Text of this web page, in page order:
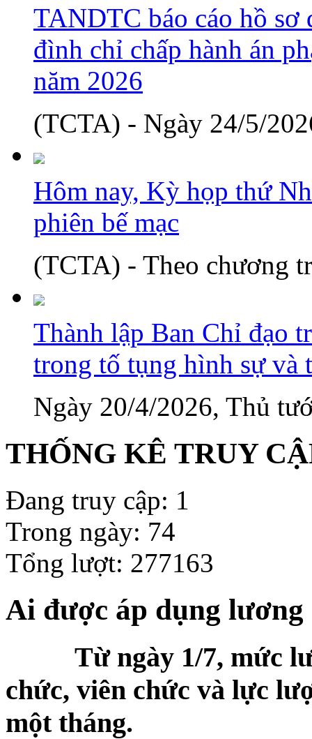
TANDTC báo cáo hồ sơ
đình chỉ chấp hành án
năm 2026
(TCTA) - Ngày 24/5/
Hôm nay, Kỳ họp thứ
phiên bế mạc
(TCTA) - Theo chương
Thành lập Ban Chỉ đạo
trong tố tụng hình sự và
Ngày 20/4/2026, Thủ
THỐNG KÊ TRUY
Đang truy cập: 1
Trong ngày: 74
Tổng lượt: 277163
Ai được áp dụng lương
Từ ngày 1/7, mức
chức, viên chức và lực
một tháng.